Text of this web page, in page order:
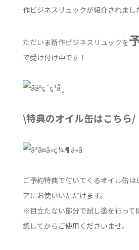
作ビジネスリュックが紹介されまし
ただいま新作ビジネスリュックを
で受け付け中です！
\特典のオイル缶はこちら/
ご予約特典で付いてくるオイル缶は
アにお使いいただけます。
※目立たない部分で試し塗を行って
認してからご使用くださいませ。